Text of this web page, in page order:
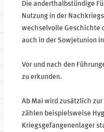
Die anderthalbstündige
Nutzung in der
wechselvolle Geschichte
auch in der Sowjetunion
Vor und nach den
zu erkunden.
Ab Mai wird zusätzlich
zählen beispielsweise
Kriegsgefangenenlager